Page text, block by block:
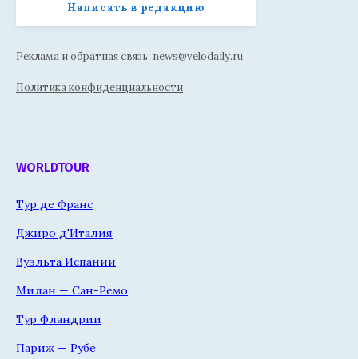
Написать в редакцию
Реклама и обратная связь: news@velodaily.ru
Политика конфиденциальности
WORLDTOUR
Тур де Франс
Джиро д'Италия
Вуэльта Испании
Милан — Сан-Ремо
Тур Фландрии
Париж — Рубе